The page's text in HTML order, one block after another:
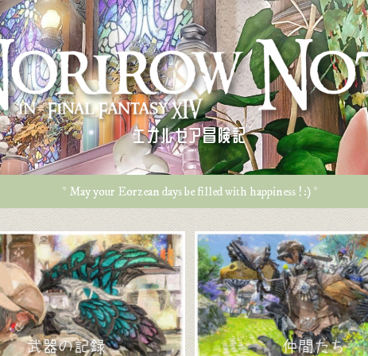
エオルゼア冒険記
* May your Eorzean days be filled with happiness ! :) *
武器の記録 仲間たち